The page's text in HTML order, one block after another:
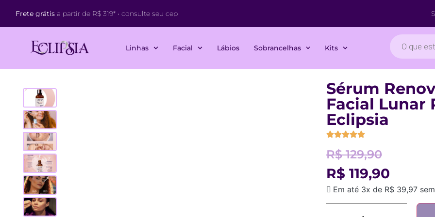
Frete grátis a partir de R$ 319* • consulte seu cep
Linhas Facial Lábios Sobrancelhas Kits
Sérum
Facial Lunar
Eclipsia
R$129,90
R$ 119,90
Em até 3x de R$ 39,97